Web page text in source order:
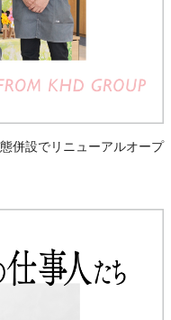
併設でリニューアルオープ